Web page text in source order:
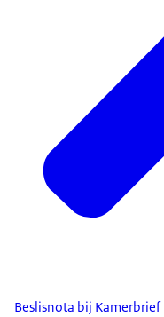
Beslisnota bij